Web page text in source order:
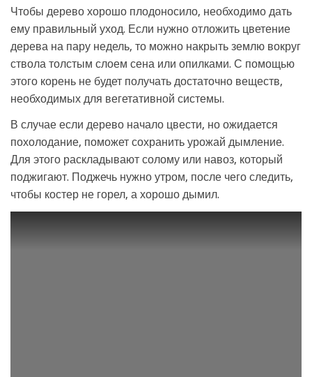
Чтобы дерево хорошо плодоносило, необходимо дать
ему правильный уход. Если нужно отложить цветение
дерева на пару недель, то можно накрыть землю вокруг
ствола толстым слоем сена или опилками. С помощью
этого корень не будет получать достаточно веществ,
необходимых для вегетативной системы.
В случае если дерево начало цвести, но ожидается
похолодание, поможет сохранить урожай дымление.
Для этого раскладывают солому или навоз, который
поджигают. Поджечь нужно утром, после чего следить,
чтобы костер не горел, а хорошо дымил.